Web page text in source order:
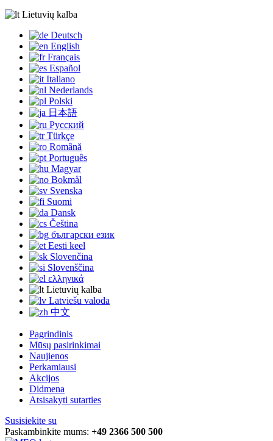
Lietuvių kalba
Deutsch
English
Français
Español
Italiano
Nederlands
Polski
日本語
Русский
Türkçe
Română
Português
Magyar
Bokmål
Svenska
Suomi
Dansk
Čeština
български език
Eesti keel
Slovenčina
Slovenščina
ελληνικά
Lietuvių kalba
Latviešu valoda
中文
Pagrindinis
Mūsų pasirinkimai
Naujienos
Perkamiausi
Akcijos
Didmena
Atsisakyti sutarties
Susisiekite su
Paskambinkite mums: +49 2366 500 500